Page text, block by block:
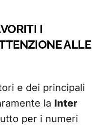
I
ALLE
e dei principali
la Inter
per i numeri